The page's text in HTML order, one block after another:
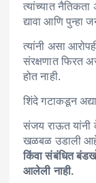
त्यांच्यात
द्यावा आणि पुन्हा
त्यांनी असा
संरक्षणात फिरत
होत नाही.
शिंदे गटाकडून
संजय राऊत यांनी
खळबळ उडाली
किंवा संबंधित
आलेली नाही.